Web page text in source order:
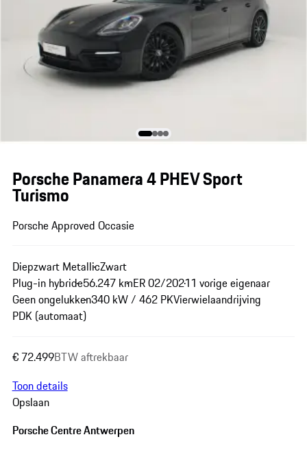
Porsche Panamera 4 PHEV Sport
Turismo
Porsche Approved Occasie
Diepzwart MetallicZwart
Plug-in hybride56.247 kmER 02/20211 vorige eigenaar
Geen ongelukken340 kW / 462 PKVierwielaandrijving
PDK (automaat)
€ 72.499BTW aftrekbaar
Toon details
Opslaan
Porsche Centre Antwerpen